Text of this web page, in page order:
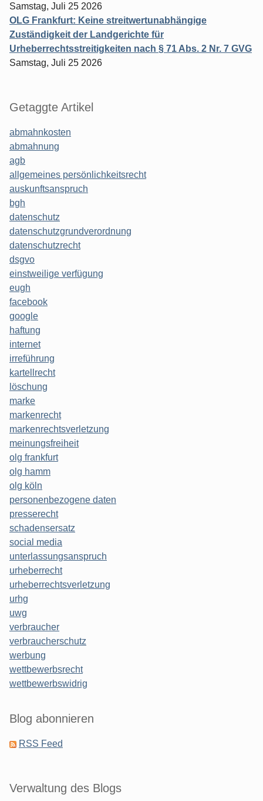
Samstag, Juli 25 2026
OLG Frankfurt: Keine streitwertunabhängige
Zuständigkeit der Landgerichte für
Urheberrechtsstreitigkeiten nach § 71 Abs. 2 Nr. 7 GVG
Samstag, Juli 25 2026
Getaggte Artikel
abmahnkosten
abmahnung
agb
allgemeines persönlichkeitsrecht
auskunftsanspruch
bgh
datenschutz
datenschutzgrundverordnung
datenschutzrecht
dsgvo
einstweilige verfügung
eugh
facebook
google
haftung
internet
irreführung
kartellrecht
löschung
marke
markenrecht
markenrechtsverletzung
meinungsfreiheit
olg frankfurt
olg hamm
olg köln
personenbezogene daten
presserecht
schadensersatz
social media
unterlassungsanspruch
urheberrecht
urheberrechtsverletzung
urhg
uwg
verbraucher
verbraucherschutz
werbung
wettbewerbsrecht
wettbewerbswidrig
Blog abonnieren
RSS Feed
Verwaltung des Blogs